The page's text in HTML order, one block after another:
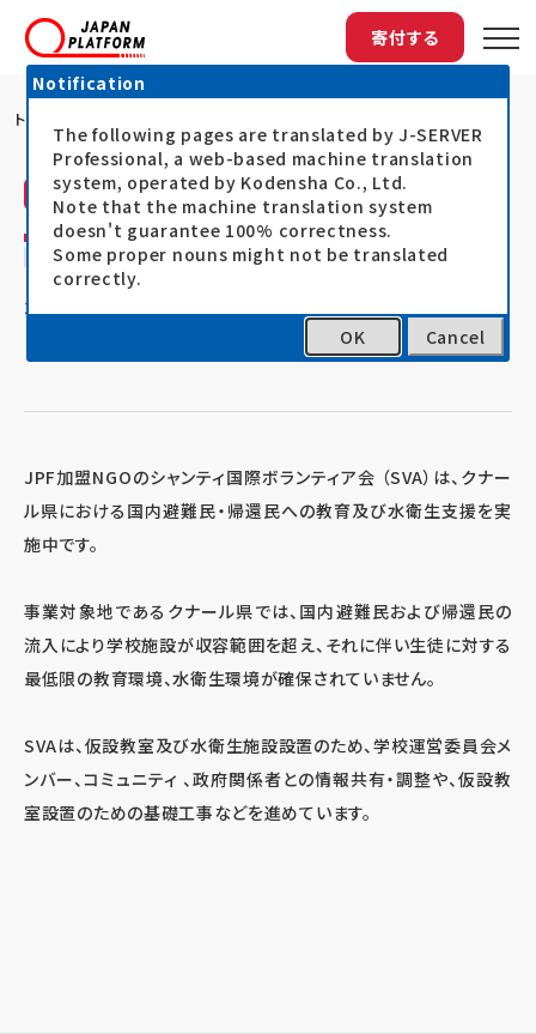
寄付する
トップ
活動レポート シャンティ国際ボランティア会（SVA）
SVAの教育・水衛生支援
20.08.30
JPF加盟NGOのシャンティ国際ボランティア会 （SVA）は、クナー
ル県における国内避難民・帰還民への教育及び水衛生支援を実
施中です。
事業対象地であるクナール県では、国内避難民および帰還民の
流入により学校施設が収容範囲を超え、それに伴い生徒に対する
最低限の教育環境、水衛生環境が確保されていません。
SVAは、仮設教室及び水衛生施設設置のため、学校運営委員会メ
ンバー、コミュニティ 、政府関係者との情報共有・調整や、仮設教
室設置のための基礎工事などを進めています。
Notification
The following pages are translated by J-SERVER
Professional, a web-based machine translation
system, operated by Kodensha Co., Ltd.
Note that the machine translation system
doesn't guarantee 100% correctness.
Some proper nouns might not be translated
correctly.
OK Cancel